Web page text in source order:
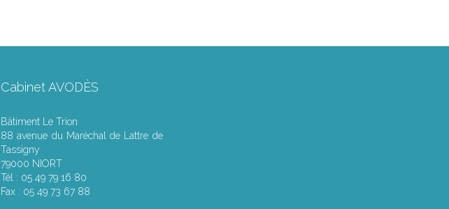
Cabinet AVODÈS
Bâtiment Le Trion
88 avenue du Maréchal de Lattre de
Tassigny
79000 NIORT
Tél : 05 49 79 16 80
Fax : 05 49 73 67 88